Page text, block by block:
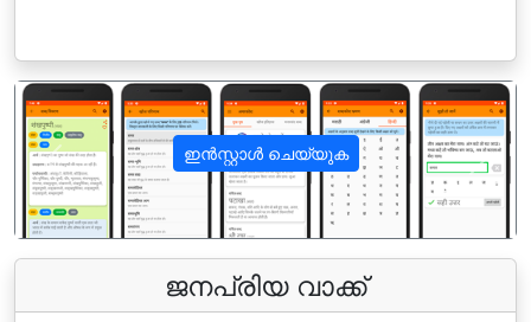
ഇൻസ്റ്റാൾ ചെയ്യുക
पिछला अगला
ജനപ്രിയ വാക്ക്